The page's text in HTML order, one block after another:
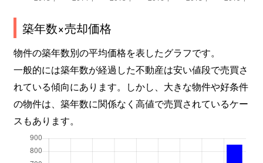
築年数×売却価格
物件の築年数別の平均価格を表したグラフです。
一般的には築年数が経過した不動産は安い値段で売買さ
れている傾向にあります。しかし、大きな物件や好条件
の物件は、築年数に関係なく高値で売買されているケー
スもあります。